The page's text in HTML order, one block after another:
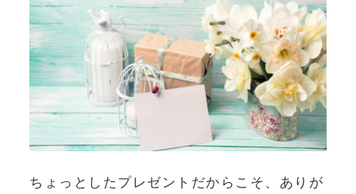
ちょっとしたプレゼントだからこそ、ありが